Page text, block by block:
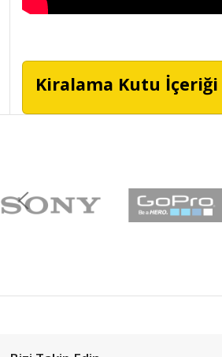
Kiralama Kutu İçeriği